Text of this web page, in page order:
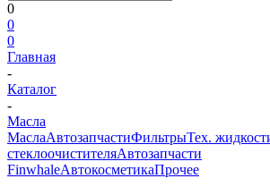
0
0
0
Главная
-
Каталог
-
Масла
МаслаАвтозапчастиФильтрыТех.
стеклоочистителяАвтозапчасти
FinwhaleАвтокосметикаПрочее